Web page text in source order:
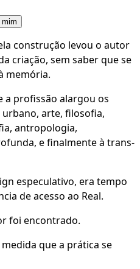
mim
construção levou o autor
criação, sem saber que se
memória.
a profissão alargou os
arte, filosofia,
antropologia,
e finalmente à trans-
especulativo, era tempo
de acesso ao Real.
foi encontrado.
que a prática se